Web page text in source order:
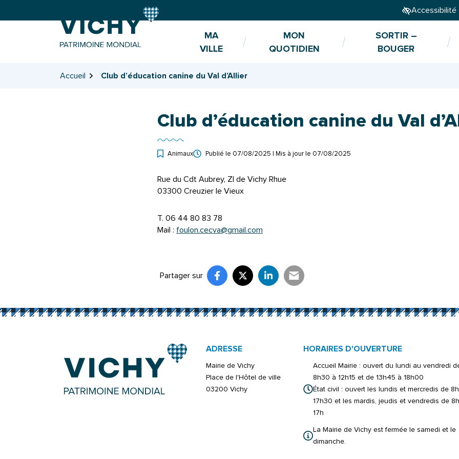
Accessibilité
MA
VILLE
MON
QUOTIDIEN
SORTIR –
BOUGER
Accueil Club d’éducation canine du Val d’Allier
Club d’éducation canine du Val
Animaux Publié le 07/08/2025 | Mis à jour le 07/08/2025
Rue du Cdt Aubrey, ZI de Vichy Rhue
03300 Creuzier le Vieux
T. 06 44 80 83 78
Mail : foulon.cecva@gmail.com
Partager sur Partager sur Facebook
(ouverture dans un nouvel onglet)
Partager sur X (Twitter)
(ouverture dans un nouvel onglet)
Partager sur LinkedIn
(ouverture dans un nouvel onglet)
Partager par e-mail
(ouverture dans un nouvel onglet)
ADRESSE
Mairie de Vichy
Place de l'Hôtel de ville
03200 Vichy
HORAIRES D'OUVERTURE
Accueil Mairie : ouvert du lundi au vendredi
8h30 à 12h15 et de 13h45 à 18h00
État civil : ouvert les lundis et mercredis de
17h30 et les mardis, jeudis et vendredis de
17h
La Mairie de Vichy est fermée le samedi et le
dimanche.